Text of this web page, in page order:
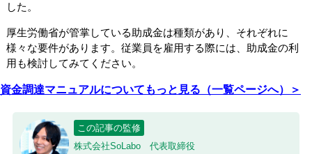
した。
厚生労働省が管掌している助成金は種類があり、それぞれに
様々な要件があります。従業員を雇用する際には、助成金の利
用も検討してみてください。
資金調達マニュアルについてもっと見る（一覧ページへ）＞
この記事の監修
株式会社SoLabo 代表取締役